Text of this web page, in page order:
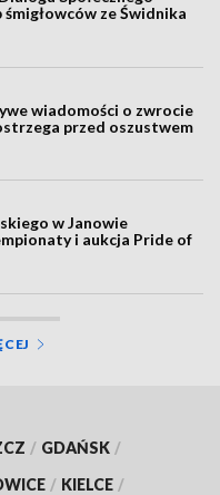
śmigłowców ze Świdnika
wiadomości o zwrocie
przed oszustwem
w Janowie
i aukcja Pride of
/ GDAŃSK /
/ KIELCE /